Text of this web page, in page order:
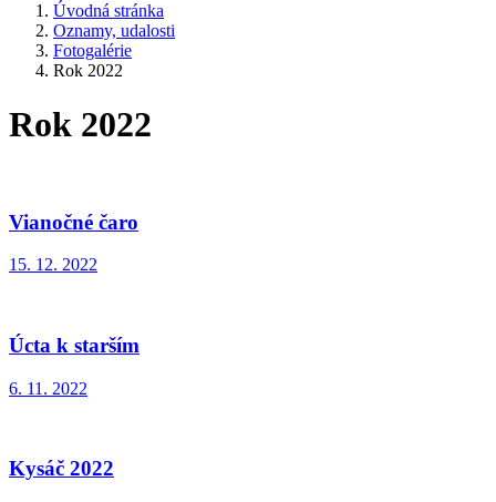
Úvodná stránka
Oznamy, udalosti
Fotogalérie
Rok 2022
Rok 2022
Vianočné čaro
15. 12. 2022
Úcta k starším
6. 11. 2022
Kysáč 2022